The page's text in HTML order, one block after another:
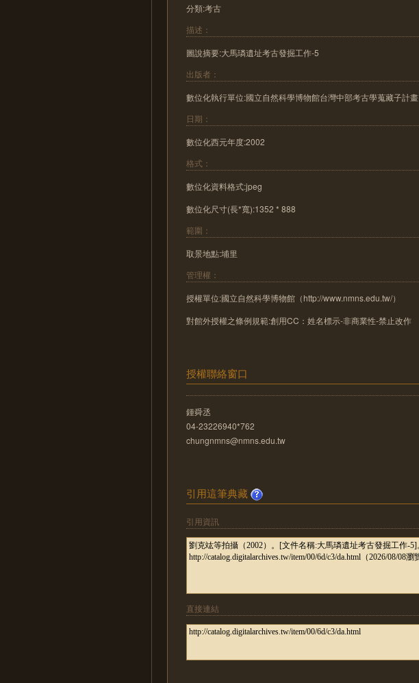
分類:考古
描述：
圖說摘要:大馬璘遺址考古發掘工作-5
出版者：
數位化執行單位:國立自然科學博物館台灣中部考古學蒐藏子計畫
日期：
數位化西元年度:2002
格式：
數位化資料格式:jpeg
數位化尺寸(長*寬):1352 * 888
範圍：
取景地點:埔里
管理權：
授權單位:國立自然科學博物館（http://www.nmns.edu.tw/）
對館外授權之條例規範:創用CC：姓名標示-非商業性-禁止改作
授權聯絡窗口
鍾舜丞
04-23226940*762
chungnmns@nmns.edu.tw
引用這筆典藏
引用資訊
直接連結